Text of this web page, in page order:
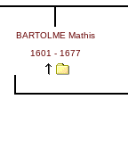
BARTOLME Mathis
1601 - 1677